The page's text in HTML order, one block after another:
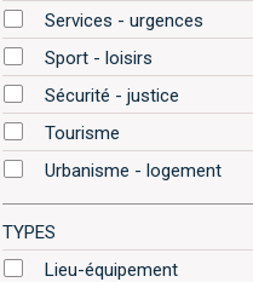
Services - urgences
Sport - loisirs
Sécurité - justice
Tourisme
Urbanisme - logement
TYPES
Lieu-équipement